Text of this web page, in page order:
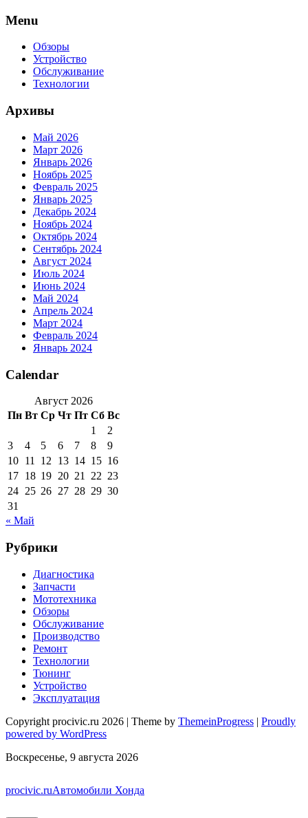
Skip
content
Menu
Обзоры
Устройство
Обслуживание
Технологии
Архивы
Май 2026
Март 2026
Январь 2026
Ноябрь 2025
Февраль 2025
Январь 2025
Декабрь 2024
Ноябрь 2024
Октябрь 2024
Сентябрь 2024
Август 2024
Июль 2024
Июнь 2024
Май 2024
Апрель 2024
Март 2024
Февраль 2024
Январь 2024
Calendar
Август 2026
Пн Вт Ср Чт Пт Сб Вс
1
2
3
4 5 6 7 8
9
10 11 12 13 14 15 16
17 18 19 20 21 22 23
24 25 26 27 28 29 30
31
« Май
Рубрики
Диагностика
Запчасти
Мототехника
Обзоры
Обслуживание
Производство
Ремонт
Технологии
Тюнинг
Устройство
Эксплуатация
Copyright procivic.ru 2026 | Theme by ThemeinProgress | Proudly
powered by WordPress
Воскресенье, 9 августа 2026
procivic.ruАвтомобили Хонда